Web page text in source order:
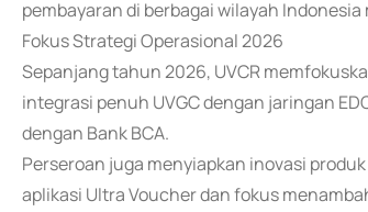
pembayaran di berbagai wilayah
Fokus Strategi Operasional 2026
Sepanjang tahun 2026, UVCR
integrasi penuh UVGC dengan jaringan
dengan Bank BCA.
Perseroan juga menyiapkan inovasi
aplikasi Ultra Voucher dan fokus